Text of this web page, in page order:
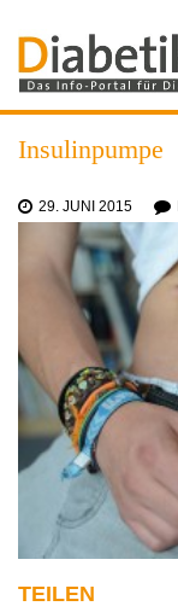
Insulinpumpe
29. JUNI 2015
TEILEN